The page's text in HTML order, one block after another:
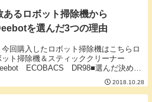
あるロボット掃除機から
を選んだ3つの理由
回購入したロボット掃除機はこちらロ
ット掃除機＆スティッククリーナー
ECOBACS DR98■選んだ決め手
充電式スティッククリーナー付きであ
。ロボット掃除機だけでなくコードレス
掃除機も欲しかったのでこの際セットに
2018.10.28